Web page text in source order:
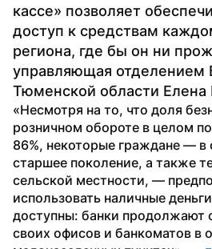
кассе» позволяет
доступ к средствам
региона, где бы он ни
управляющая отделением
Тюменской области Елена
«Несмотря на то, что доля
розничном обороте в целом
86%, некоторые граждане — в
старшее поколение, а также
сельской местности, —
использовать наличные
доступны: банки продолжают
своих офисов и банкоматов в